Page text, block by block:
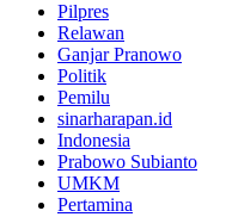
Pilpres
Relawan
Ganjar Pranowo
Politik
Pemilu
sinarharapan.id
Indonesia
Prabowo Subianto
UMKM
Pertamina